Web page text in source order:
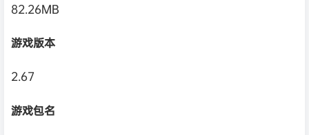
82.26MB
游戏版本
2.67
游戏包名